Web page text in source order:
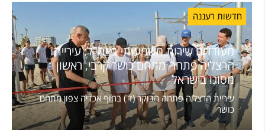
חדשות רעננה
מעודדים שירות משמעותי בצה"ל: עיריית
הרצליה פתחה מתחם כושר קרבי, ראשון
מסוגו בישראל
עיריית הרצליה פתחה הבוקר (ד') בחוף אכדיה צפון מתחם
כושר